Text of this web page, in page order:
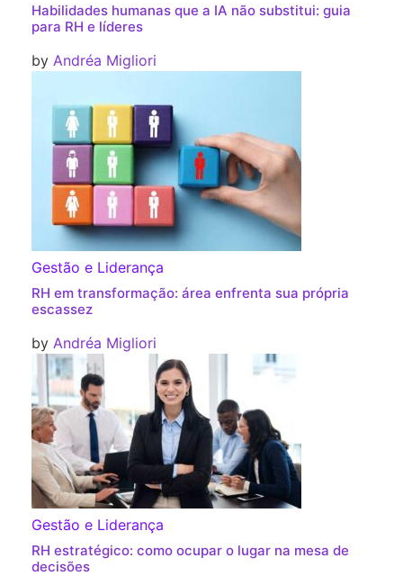
Habilidades humanas que a IA não substitui: guia
para RH e líderes
by Andréa Migliori
Gestão e Liderança
RH em transformação: área enfrenta sua própria
escassez
by Andréa Migliori
Gestão e Liderança
RH estratégico: como ocupar o lugar na mesa de
decisões